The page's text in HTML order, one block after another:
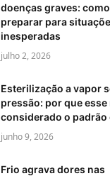
doenças graves:
preparar para
inesperadas
julho 2, 2026
Esterilização a vapor
pressão: por que esse
considerado o padrão
junho 9, 2026
Frio agrava dores nas